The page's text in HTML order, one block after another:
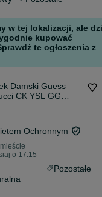
w tej lokalizacji, ale
kupować
te ogłoszenia z
Damski Guess
CK YSL GG
Ochronnym
o 17:15
Pozostałe